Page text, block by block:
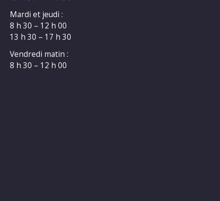
Mardi et jeudi :
8 h 30 – 12 h 00
13 h 30 – 17 h 30
Vendredi matin :
8 h 30 – 12 h 00